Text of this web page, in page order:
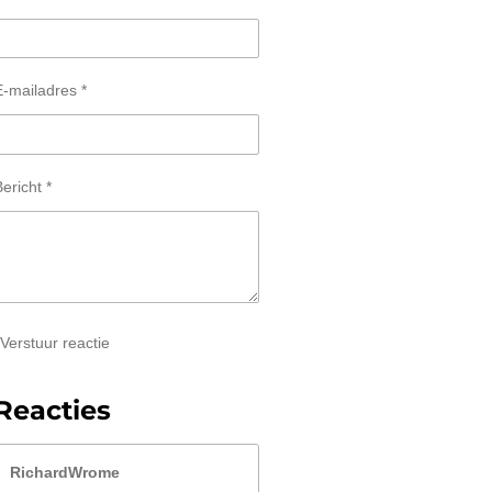
mailadres *
*
Verstuur reactie
RichardWrome